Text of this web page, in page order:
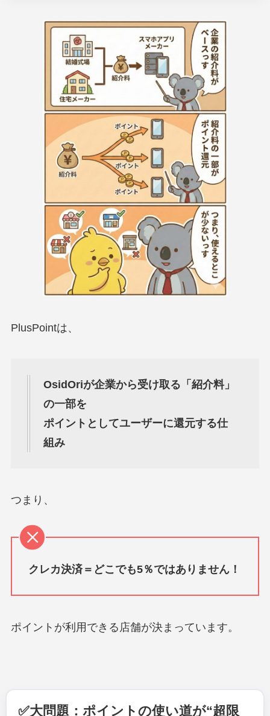
PlusPointは、
OsidOriが企業から受け取る「紹介料」
の一部を
ポイントとしてユーザーに還元する仕
組み
つまり、
クレカ決済＝どこでも5％ではありません！
ポイントが利用できる店舗が決まっています。
✅大問題：ポイントの使い道が“超限